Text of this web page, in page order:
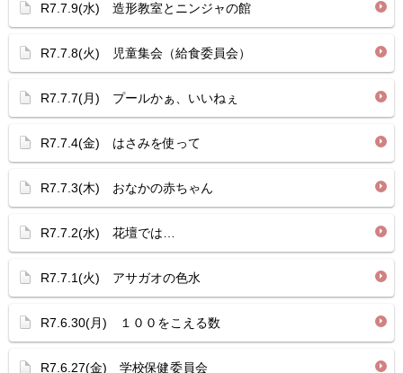
R7.7.9(水) 造形教室とニンジャの館
R7.7.8(火) 児童集会（給食委員会）
R7.7.7(月) プールかぁ、いいねぇ
R7.7.4(金) はさみを使って
R7.7.3(木) おなかの赤ちゃん
R7.7.2(水) 花壇では…
R7.7.1(火) アサガオの色水
R7.6.30(月) １００をこえる数
R7.6.27(金) 学校保健委員会